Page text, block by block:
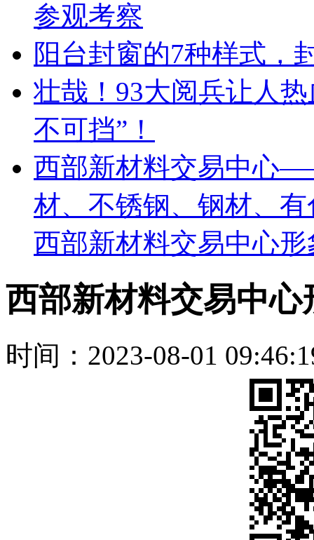
参观考察
阳台封窗的7种样式，
壮哉！93大阅兵让人
不可挡”！
西部新材料交易中心
材、不锈钢、钢材、
西部新材料交易中心
西部新材料交易中心
时间：2023-08-01